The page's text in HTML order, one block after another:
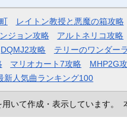
レイトン教授と悪魔の箱攻略
ジョン攻略 アルトネリコ攻略
DQMJ2攻略 テリーのワンダー
マリオカート7攻略 MHP2G
新人気曲ランキング100
いて作成・表示しています。